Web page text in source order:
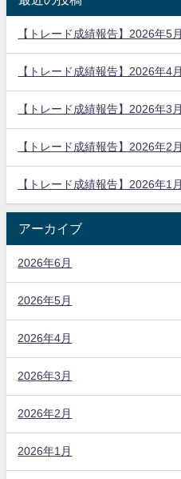
【トレード成績報告】2026年5月
【トレード成績報告】2026年4月
【トレード成績報告】2026年3月
【トレード成績報告】2026年2月
【トレード成績報告】2026年1月
アーカイブ
2026年6月
2026年5月
2026年4月
2026年3月
2026年2月
2026年1月